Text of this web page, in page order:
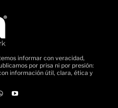
informar con veracidad,
por prisa ni por presión:
información útil, clara, ética y